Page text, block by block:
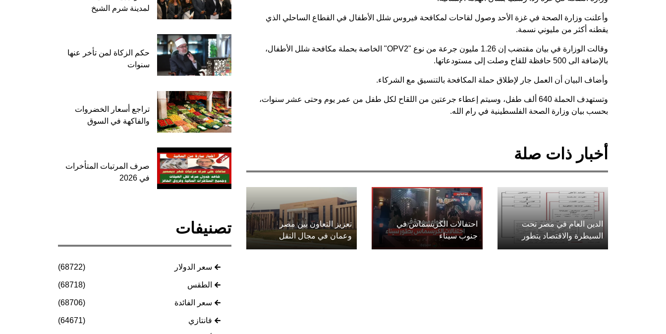
وأعلنت وزارة الصحة في غزة الأحد وصول لقاحات لمكافحة فيروس شلل الأطفال في القطاع الساحلي الذي
يقطنه أكثر من مليوني نسمة.
وقالت الوزارة في بيان مقتضب إن 1.26 مليون جرعة من نوع "OPV2" الخاصة بحملة مكافحة شلل الأطفال،
بالإضافة الى 500 حافظة للقاح وصلت إلى مستودعاتها.
وأضاف البيان أن العمل جار لإطلاق حملة المكافحة بالتنسيق مع الشركاء.
وتستهدف الحملة 640 ألف طفل، وسيتم إعطاء جرعتين من اللقاح لكل طفل من عمر يوم وحتى عشر سنوات،
بحسب بيان وزارة الصحة الفلسطينية في رام الله.
أخبار ذات صلة
الدين العام في مصر تحت
السيطرة والاقتصاد يتطور
احتفالات الكريسماس في
جنوب سيناء
تعزيز التعاون بين مصر
وعمان في مجال النقل
لمدينة شرم الشيخ
حكم الزكاة لمن تأخر عنها
سنوات
تراجع أسعار الخضروات
والفاكهة في السوق
صرف المرتبات المتأخرات
في 2026
تصنيفات
سعر الدولار (68722)
الطقس (68718)
سعر الفائدة (68706)
فانتازي (64671)